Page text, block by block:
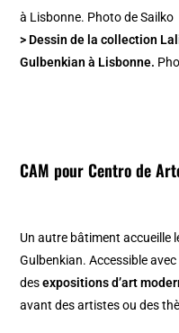
> Dessin de la collection
Gulbenkian à Lisbonne.
CAM pour Centro de
Un autre bâtiment accueille
Gulbenkian. Accessible
desexpositions d’art
avant des artistes ou des